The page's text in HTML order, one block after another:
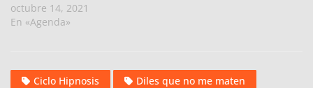
octubre 14, 2021
En «Agenda»
Ciclo Hipnosis
Diles que no me maten